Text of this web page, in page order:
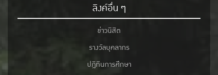
ลิงค์อื่น ๆ
ข่าวนิสิต
รางวัลบุคลากร
ปฎิทินการศึกษา